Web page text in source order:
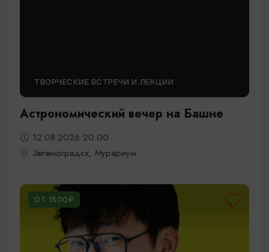
ТВОРЧЕСКИЕ ВСТРЕЧИ И ЛЕКЦИИ
Астрономический вечер на Башне
12.08.2026 20:00
Зеленоградск, Мурариум
ОТ 1500₽